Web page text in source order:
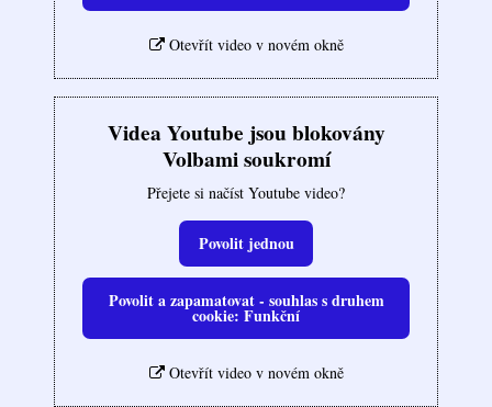
Otevřít video v novém okně
Videa Youtube jsou blokovány
Volbami soukromí
Přejete si načíst Youtube video?
Povolit jednou
Povolit a zapamatovat - souhlas s druhem
cookie: Funkční
Otevřít video v novém okně